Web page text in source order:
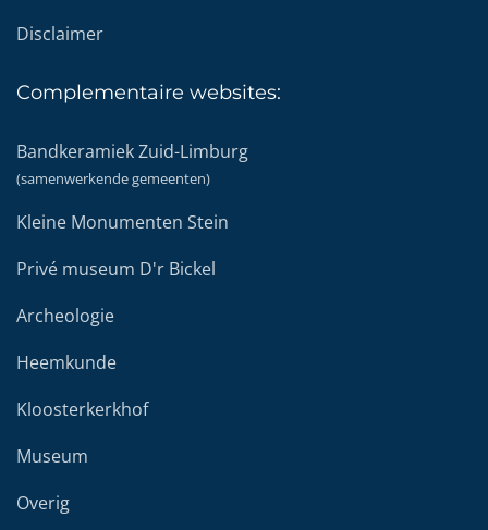
Disclaimer
Complementaire websites:
Bandkeramiek Zuid-Limburg
(samenwerkende gemeenten)
Kleine Monumenten Stein
Privé museum D'r Bickel
Archeologie
Heemkunde
Kloosterkerkhof
Museum
Overig